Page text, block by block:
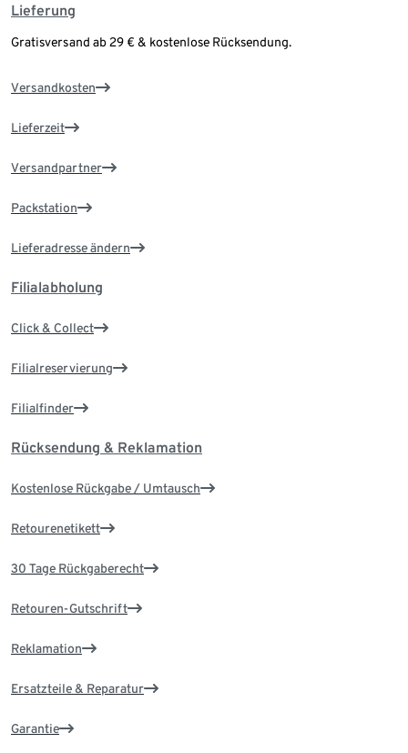
Lieferung
Gratisversand ab 29 € & kostenlose Rücksendung.
Versandkosten
Lieferzeit
Versandpartner
Packstation
Lieferadresse ändern
Filialabholung
Click & Collect
Filialreservierung
Filialfinder
Rücksendung & Reklamation
Kostenlose Rückgabe / Umtausch
Retourenetikett
30 Tage Rückgaberecht
Retouren-Gutschrift
Reklamation
Ersatzteile & Reparatur
Garantie